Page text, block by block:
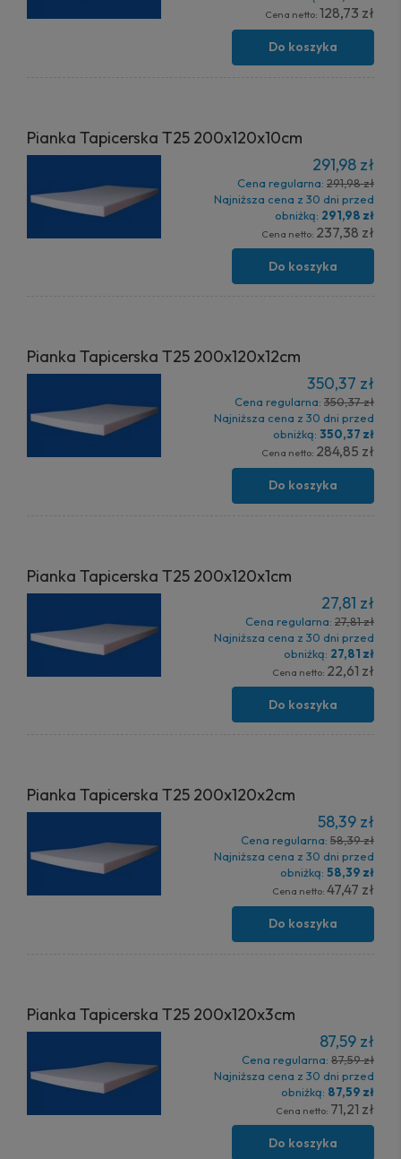
Cena netto: 128,73 zł
Do koszyka
Pianka Tapicerska T25 200x120x10cm
291,98 zł
Cena regularna: 291,98 zł
Najniższa cena z 30 dni przed
obniżką: 291,98 zł
Cena netto: 237,38 zł
Do koszyka
Pianka Tapicerska T25 200x120x12cm
350,37 zł
Cena regularna: 350,37 zł
Najniższa cena z 30 dni przed
obniżką: 350,37 zł
Cena netto: 284,85 zł
Do koszyka
Pianka Tapicerska T25 200x120x1cm
27,81 zł
Cena regularna: 27,81 zł
Najniższa cena z 30 dni przed
obniżką: 27,81 zł
Cena netto: 22,61 zł
Do koszyka
Pianka Tapicerska T25 200x120x2cm
58,39 zł
Cena regularna: 58,39 zł
Najniższa cena z 30 dni przed
obniżką: 58,39 zł
Cena netto: 47,47 zł
Do koszyka
Pianka Tapicerska T25 200x120x3cm
87,59 zł
Cena regularna: 87,59 zł
Najniższa cena z 30 dni przed
obniżką: 87,59 zł
Cena netto: 71,21 zł
Do koszyka